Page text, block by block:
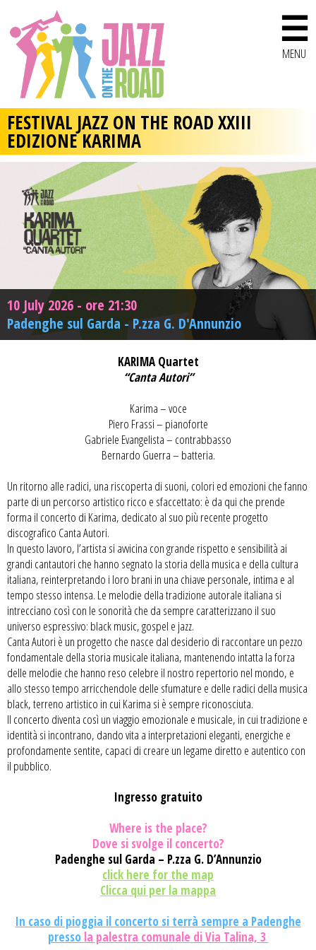
☰
MENU
FESTIVAL JAZZ ON THE ROAD XXIII
EDIZIONE KARIMA
10 July 2026 - ore 21:30
Padenghe sul Garda - P.zza G. D'Annunzio
KARIMA Quartet
“Canta Autori”
Karima – voce
Piero Frassi – pianoforte
Gabriele Evangelista – contrabbasso
Bernardo Guerra – batteria.
Un ritorno alle radici, una riscoperta di suoni, colori ed emozioni che fanno
parte di un percorso artistico ricco e sfaccettato: è da qui che prende
forma il concerto di Karima, dedicato al suo più recente progetto
discografico Canta Autori.
In questo lavoro, l’artista si avvicina con grande rispetto e sensibilità ai
grandi cantautori che hanno segnato la storia della musica e della cultura
italiana, reinterpretando i loro brani in una chiave personale, intima e al
tempo stesso intensa. Le melodie della tradizione autorale italiana si
intrecciano così con le sonorità che da sempre caratterizzano il suo
universo espressivo: black music, gospel e jazz.
Canta Autori è un progetto che nasce dal desiderio di raccontare un pezzo
fondamentale della storia musicale italiana, mantenendo intatta la forza
delle melodie che hanno reso celebre il nostro repertorio nel mondo, e
allo stesso tempo arricchendole delle sfumature e delle radici della musica
black, terreno artistico in cui Karima si è sempre riconosciuta.
Il concerto diventa così un viaggio emozionale e musicale, in cui tradizione e
identità si incontrano, dando vita a interpretazioni eleganti, energiche e
profondamente sentite, capaci di creare un legame diretto e autentico con
il pubblico.
Ingresso gratuito
Where is the place?
Dove si svolge il concerto?
Padenghe sul Garda – P.zza G. D’Annunzio
click here for the map
Clicca qui per la mappa
In caso di pioggia il concerto si terrà sempre a Padenghe
presso la palestra comunale di Via Talina, 3